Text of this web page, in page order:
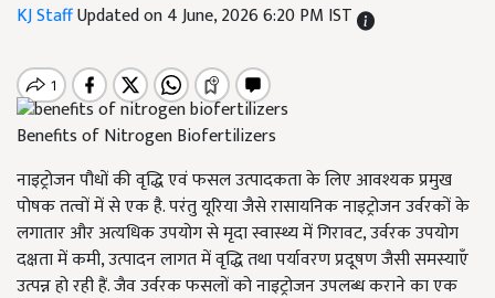
KJ StaffUpdated on 4 June, 2026 6:20 PM IST
Benefits of Nitrogen Biofertilizers
नाइट्रोजन पौधों की वृद्धि एवं फसल उत्पादकता के लिए आवश्यक प्रमुख
पोषक तत्वों में से एक है. परंतु यूरिया जैसे रासायनिक नाइट्रोजन उर्वरकों के
लगातार और अत्यधिक उपयोग से मृदा स्वास्थ्य में गिरावट, उर्वरक उपयोग
दक्षता में कमी, उत्पादन लागत में वृद्धि तथा पर्यावरण प्रदूषण जैसी समस्याएँ
उत्पन्न हो रही हैं. जैव उर्वरक फसलों को नाइट्रोजन उपलब्ध कराने का एक